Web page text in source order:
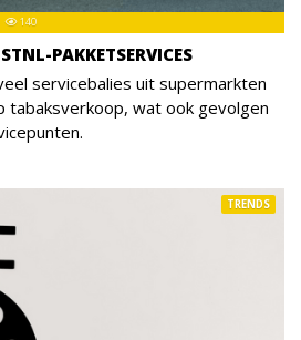
PAKKETSERVICES
140
servicebalies uit supermarkten
tabaksverkoop, wat ook gevolgen
TRENDS